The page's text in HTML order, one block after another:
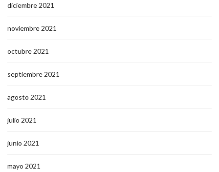
diciembre 2021
noviembre 2021
octubre 2021
septiembre 2021
agosto 2021
julio 2021
junio 2021
mayo 2021